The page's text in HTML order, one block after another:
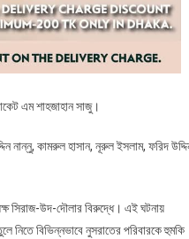
এম শাহজাহান সাজু।
নান্নু, কামরুল হাসান, নূরুল ইসলাম, ফরিদ
সিরাজ-উদ-দৌলার বিরুদ্ধে। এই ঘটনায়
নিতে বিভিন্নভাবে নুসরাতের পরিবারকে হুমকি